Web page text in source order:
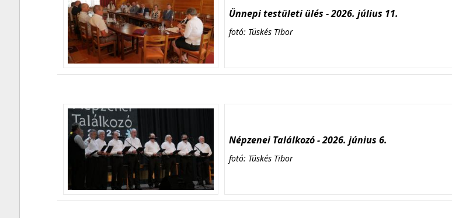
Ünnepi testületi ülés - 2026. július 11.
fotó: Tüskés Tibor
Népzenei Találkozó - 2026. június 6.
fotó: Tüskés Tibor